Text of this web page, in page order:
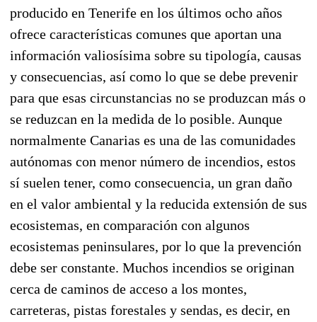
producido en Tenerife en los últimos ocho años
ofrece características comunes que aportan una
información valiosísima sobre su tipología, causas
y consecuencias, así como lo que se debe prevenir
para que esas circunstancias no se produzcan más o
se reduzcan en la medida de lo posible. Aunque
normalmente Canarias es una de las comunidades
autónomas con menor número de incendios, estos
sí suelen tener, como consecuencia, un gran daño
en el valor ambiental y la reducida extensión de sus
ecosistemas, en comparación con algunos
ecosistemas peninsulares, por lo que la prevención
debe ser constante. Muchos incendios se originan
cerca de caminos de acceso a los montes,
carreteras, pistas forestales y sendas, es decir, en